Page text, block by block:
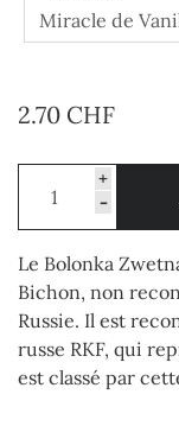
2.70 CHF
+
-
Le Bolonka
Bichon, non
Russie. Il est
russe RKF, qui
est classé par